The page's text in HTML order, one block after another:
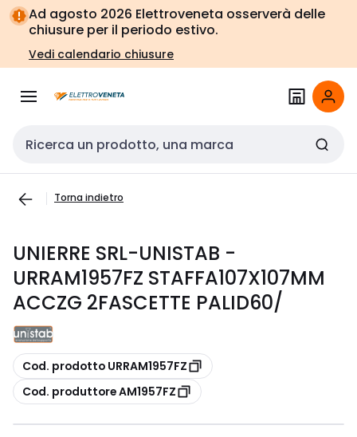
Vai alla
navigazione
Vai
alla
pagina
Ad agosto 2026 Elettroveneta osserverà delle
chiusure per il periodo estivo.
Vedi calendario chiusure
Cerca input
Torna indietro
UNIERRE SRL-UNISTAB -
URRAM1957FZ STAFFA107X107MM
ACCZG 2FASCETTE PALID60/
copia
Cod. prodotto URRAM1957FZ
copia
Cod. produttore AM1957FZ